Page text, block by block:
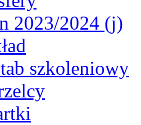
2023/2024 (j)
szkoleniowy